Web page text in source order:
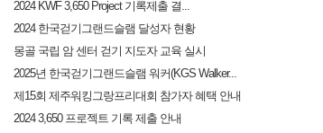
2024 KWF 3,650 Project 기록제출 결...
2024 한국걷기그랜드슬램 달성자 현황
몽골 국립 암 센터 걷기 지도자 교육 실시
2025년 한국걷기그랜드슬램 워커(KGS Walker...
제15회 제주워킹그랑프리대회 참가자 혜택 안내
2024 3,650 프로젝트 기록 제출 안내